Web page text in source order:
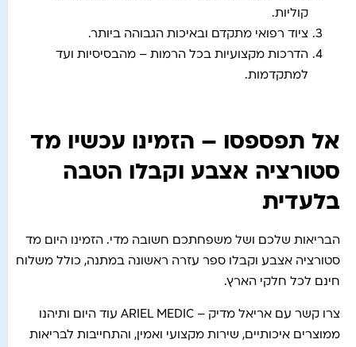
קוליות.
ציוד רפואי מתקדם ובאיכות הגבוהה ביותר.
הדרכות מקצועיות בכל הרמות – מהבסיסיות ועד
למתקדמות.
אל תפספסו – הזמינו עכשיו מד
סטורציה אצבע וקבלו הטבה
בלעדית
הבריאות שלכם ושל משפחתכם חשובה מדי. הזמינו היום מד
סטורציה אצבע וקבלו ספר עזרה ראשונה במתנה, כולל משלוח
חינם לכל חלקי הארץ.
צרו קשר עם אריאל מדיק – ARIEL MEDIC עוד היום ותיהנו
ממוצרים איכותיים, שירות מקצועי ואמין, והתחייבות לבריאות